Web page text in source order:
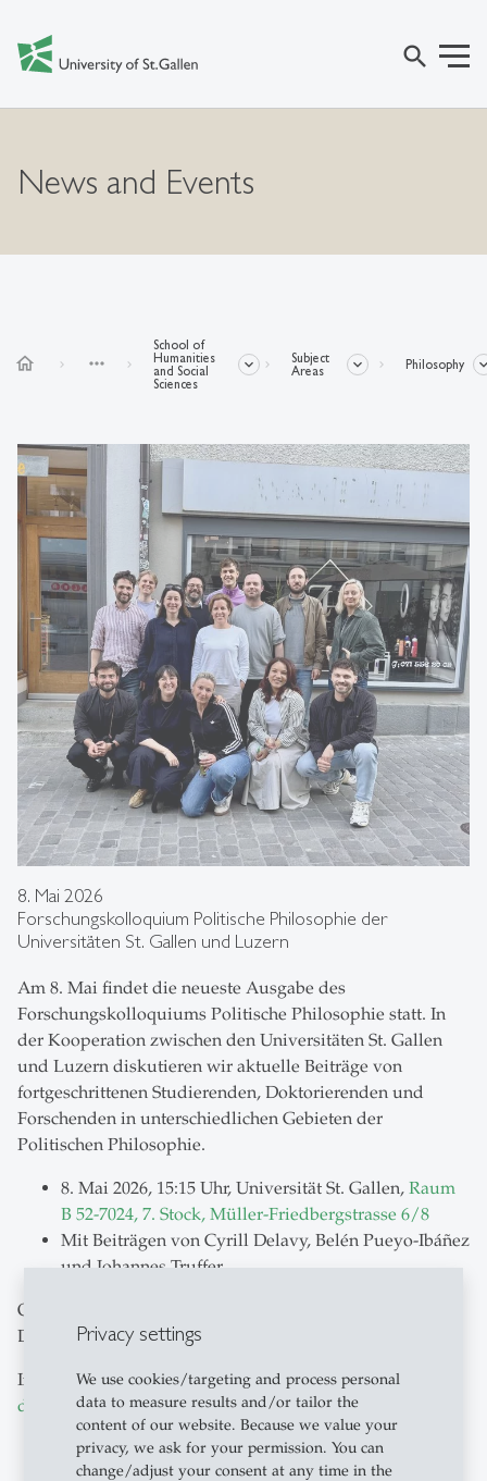
Privacy settings
We use cookies/targeting and process personal
data to measure results and/or tailor the
content of our website. Because we value your
privacy, we ask for your permission. You can
change/adjust your consent at any time in the
search
News and Events
home more_horiz
School of
Humanities
and Social
Sciences
Subject
Areas
Philosophy
8. Mai 2026
Forschungskolloquium Politische Philosophie der
Universitäten St. Gallen und Luzern
Am 8. Mai findet die neueste Ausgabe des
Forschungskolloquiums Politische Philosophie statt. In
der Kooperation zwischen den Universitäten St. Gallen
und Luzern diskutieren wir aktuelle Beiträge von
fortgeschrittenen Studierenden, Doktorierenden und
Forschenden in unterschiedlichen Gebieten der
Politischen Philosophie.
8. Mai 2026, 15:15 Uhr, Universität St. Gallen, Raum
B 52-7024, 7. Stock, Müller-Friedbergstrasse 6/8
Mit Beiträgen von Cyrill Delavy, Belén Pueyo-Ibáñez
und Johannes Truffer
Organisiert von Christine Abbt, Michael Räber und
Damian Nussbaumer
Interessierte können sich gerne bei
damian.nussbaumer@ unisg.chmelden.